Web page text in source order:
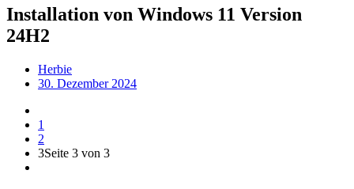
Installation von Windows 11 Version
24H2
Herbie
30. Dezember 2024
1
2
3Seite 3 von 3